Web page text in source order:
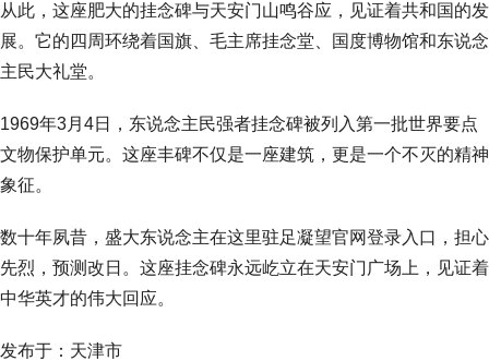
从此，这座肥大的挂念碑与天安门山鸣谷应，见证着共和国的发
展。它的四周环绕着国旗、毛主席挂念堂、国度博物馆和东说念
主民大礼堂。
1969年3月4日，东说念主民强者挂念碑被列入第一批世界要点
文物保护单元。这座丰碑不仅是一座建筑，更是一个不灭的精神
象征。
数十年夙昔，盛大东说念主在这里驻足凝望官网登录入口，担心
先烈，预测改日。这座挂念碑永远屹立在天安门广场上，见证着
中华英才的伟大回应。
发布于：天津市